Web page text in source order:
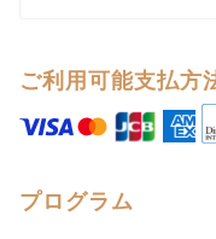
ご利用可能支払方
プログラム